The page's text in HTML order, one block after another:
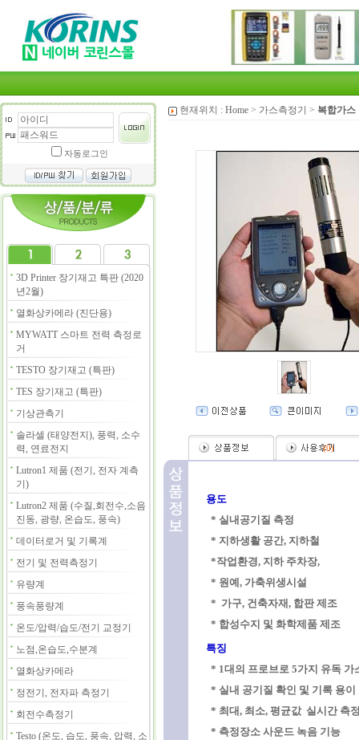
자동로그인
3D Printer 장기재고 특판 (2020
년2월)
열화상카메라 (진단용)
MYWATT 스마트 전력 측정로
거
TESTO 장기재고 (특판)
TES 장기재고 (특판)
기상관측기
솔라셀 (태양전지), 풍력, 소수
력, 연료전지
Lutron1 제품 (전기, 전자 계측
기)
Lutron2 제품 (수질,회전수,소음
진동, 광량, 온습도, 풍속)
데이터로거 및 기록계
전기 및 전력측정기
유량계
풍속풍량계
온도/압력/습도/전기 교정기
노점,온습도,수분계
열화상카메라
정전기, 전자파 측정기
회전수측정기
Testo (온도, 습도, 풍속, 압력, 소
현재위치 : Home > 가스측정기 > 복합가스
(0)
용도
* 실내공기질 측정
* 지하생활 공간, 지하철
*작업환경, 지하 주차장,
* 원예, 가축위생시설
* 가구, 건축자재, 합판 제조
* 합성수지 및 화학제품 제조
특징
* 1대의 프로브로 5가지 유독 가
* 실내 공기질 확인 및 기록 용이
* 최대, 최소, 평균값 실시간 측
* 측정장소 사운드 녹음 기능